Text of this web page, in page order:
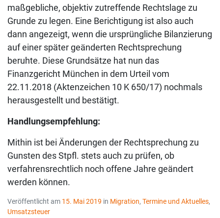
maßgebliche, objektiv zutreffende Rechtslage zu
Grunde zu legen. Eine Berichtigung ist also auch
dann angezeigt, wenn die ursprüngliche Bilanzierung
auf einer später geänderten Rechtsprechung
beruhte. Diese Grundsätze hat nun das
Finanzgericht München in dem Urteil vom
22.11.2018 (Aktenzeichen 10 K 650/17) nochmals
herausgestellt und bestätigt.
Handlungsempfehlung:
Mithin ist bei Änderungen der Rechtsprechung zu
Gunsten des Stpfl. stets auch zu prüfen, ob
verfahrensrechtlich noch offene Jahre geändert
werden können.
Veröffentlicht am 15. Mai 2019 in Migration, Termine und Aktuelles,
Umsatzsteuer